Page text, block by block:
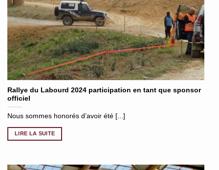
Rallye du Labourd 2024 participation en tant que sponsor
officiel
Nous sommes honorés d’avoir été [...]
LIRE LA SUITE